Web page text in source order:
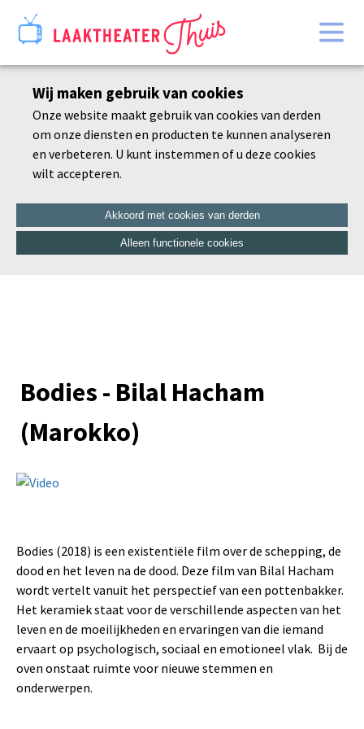
Wij maken gebruik van cookies
Onze website maakt gebruik van cookies van derden
om onze diensten en producten te kunnen analyseren
en verbeteren. U kunt instemmen of u deze cookies
wilt accepteren.
Akkoord met cookies van derden
Alleen functionele cookies
Bekijk alles
Agenda
De schoonheid van de dorre tak
Bodies - Bilal Hacham
(Marokko)
Bodies (2018) is een existentiële film over de schepping, de
dood en het leven na de dood. Deze film van Bilal Hacham
wordt vertelt vanuit het perspectief van een pottenbakker.
Het keramiek staat voor de verschillende aspecten van het
leven en de moeilijkheden en ervaringen van die iemand
ervaart op psychologisch, sociaal en emotioneel vlak. Bij de
oven onstaat ruimte voor nieuwe stemmen en
onderwerpen.